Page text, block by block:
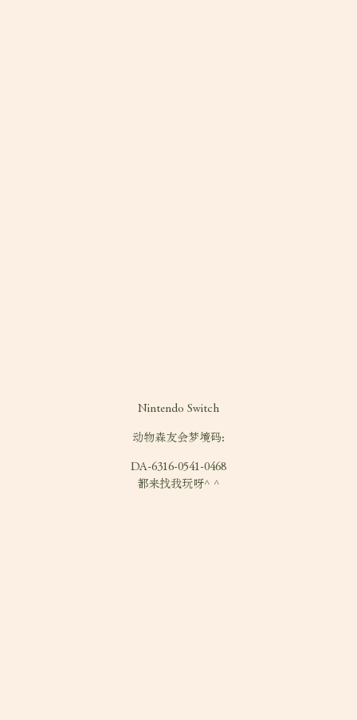
Nintendo Switch
动物森友会梦境码:
DA-6316-0541-0468
都来找我玩呀^ ^